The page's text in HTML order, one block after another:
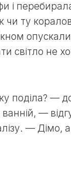
і
ту
світло не
—
—
— Дімо,